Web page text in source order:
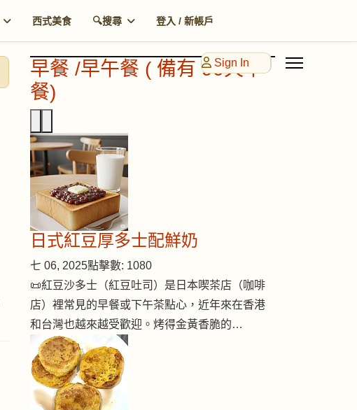
西式美食 🔍搜尋 登入 / 新帳戶
Sign In
早餐 /早午餐 ( 備有 90天早
餐)
日式紅豆厚多士配鮮奶
七 06, 2025點擊數: 1080
📜紅豆沙多士（紅豆吐司）是日本喫茶店（咖啡
店）裡常見的早餐或下午茶點心，近年來在香港
和台灣也越來越受歡迎。烤得金黃香脆的…